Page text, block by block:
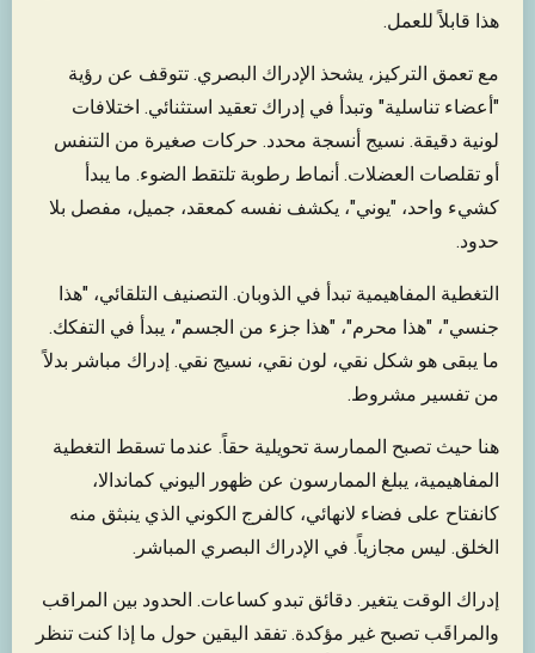
هذا قابلاً للعمل.
مع تعمق التركيز، يشحذ الإدراك البصري. تتوقف عن رؤية
"أعضاء تناسلية" وتبدأ في إدراك تعقيد استثنائي. اختلافات
لونية دقيقة. نسيج أنسجة محدد. حركات صغيرة من التنفس
أو تقلصات العضلات. أنماط رطوبة تلتقط الضوء. ما يبدأ
كشيء واحد، "يوني"، يكشف نفسه كمعقد، جميل، مفصل بلا
حدود.
التغطية المفاهيمية تبدأ في الذوبان. التصنيف التلقائي، "هذا
جنسي"، "هذا محرم"، "هذا جزء من الجسم"، يبدأ في التفكك.
ما يبقى هو شكل نقي، لون نقي، نسيج نقي. إدراك مباشر بدلاً
من تفسير مشروط.
هنا حيث تصبح الممارسة تحويلية حقاً. عندما تسقط التغطية
المفاهيمية، يبلغ الممارسون عن ظهور اليوني كماندالا،
كانفتاح على فضاء لانهائي، كالفرج الكوني الذي ينبثق منه
الخلق. ليس مجازياً. في الإدراك البصري المباشر.
إدراك الوقت يتغير. دقائق تبدو كساعات. الحدود بين المراقب
والمراقَب تصبح غير مؤكدة. تفقد اليقين حول ما إذا كنت تنظر